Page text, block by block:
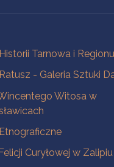
Tarnowa i Regionu
- Galeria Sztuki
Witosa w
Curyłowej w Zalipiu